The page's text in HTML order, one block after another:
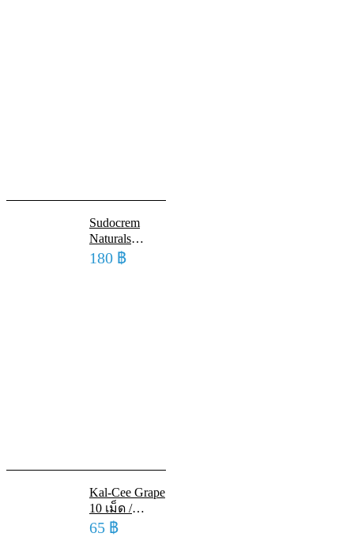
Sudocrem
Naturals
Nappy Cream
180 ฿
Kal-Cee Grape
10 เม็ด /
หลอด
65 ฿